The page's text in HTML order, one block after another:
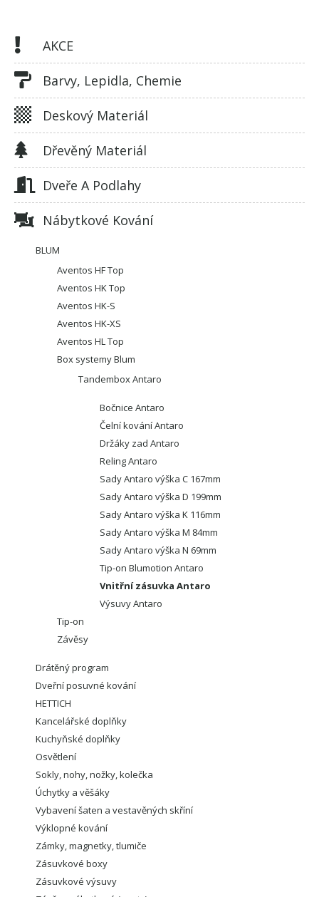
AKCE
Barvy, Lepidla, Chemie
Deskový Materiál
Dřevěný Materiál
Dveře A Podlahy
Nábytkové Kování
BLUM
Aventos HF Top
Aventos HK Top
Aventos HK-S
Aventos HK-XS
Aventos HL Top
Box systemy Blum
Tandembox Antaro
Bočnice Antaro
Čelní kování Antaro
Držáky zad Antaro
Reling Antaro
Sady Antaro výška C 167mm
Sady Antaro výška D 199mm
Sady Antaro výška K 116mm
Sady Antaro výška M 84mm
Sady Antaro výška N 69mm
Tip-on Blumotion Antaro
Vnitřní zásuvka Antaro
Výsuvy Antaro
Tip-on
Závěsy
Drátěný program
Dveřní posuvné kování
HETTICH
Kancelářské doplňky
Kuchyňské doplňky
Osvětlení
Sokly, nohy, nožky, kolečka
Úchytky a věšáky
Vybavení šaten a vestavěných skříní
Výklopné kování
Zámky, magnetky, tlumiče
Zásuvkové boxy
Zásuvkové výsuvy